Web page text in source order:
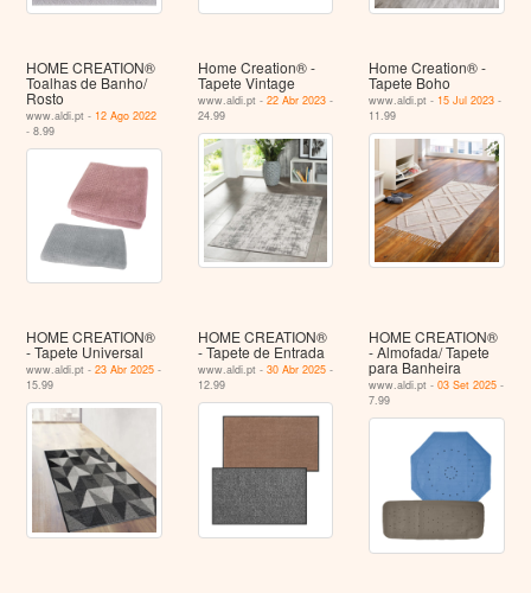
HOME CREATION®
Toalhas de Banho/
Rosto
www.aldi.pt - 12 Ago 2022
- 8.99
Home Creation® -
Tapete Vintage
www.aldi.pt - 22 Abr 2023-
24.99
Home Creation® -
Tapete Boho
www.aldi.pt - 15 Jul 2023 -
11.99
HOME CREATION®
- Tapete Universal
www.aldi.pt -23 Abr 2025 -
15.99
HOME CREATION®
- Tapete de Entrada
www.aldi.pt - 30 Abr 2025-
12.99
HOME CREATION®
- Almofada/ Tapete
para Banheira
www.aldi.pt -03 Set 2025 -
7.99